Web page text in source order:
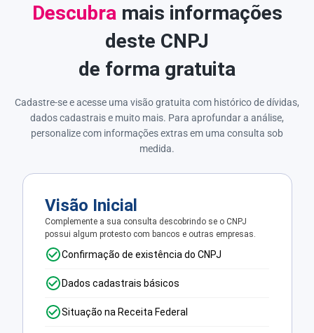
Descubra mais informações
deste CNPJ
de forma gratuita
Cadastre-se e acesse uma visão gratuita com histórico de dívidas,
dados cadastrais e muito mais. Para aprofundar a análise,
personalize com informações extras em uma consulta sob
medida.
Visão Inicial
Complemente a sua consulta descobrindo se o CNPJ
possui algum protesto com bancos e outras empresas.
Confirmação de existência do CNPJ
Dados cadastrais básicos
Situação na Receita Federal